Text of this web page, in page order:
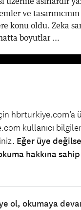
ve
konu oldu. Zeka
boyutlar ...
hbrturkiye.com’a
kullanıcı
Eğer üye
hakkına
ol, okumaya